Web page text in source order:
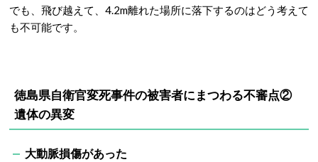
でも、飛び越えて、4.2m離れた場所に落下するのはどう考えて
も不可能です。
徳島県自衛官変死事件の被害者にまつわる不審点②
遺体の異変
大動脈損傷があった